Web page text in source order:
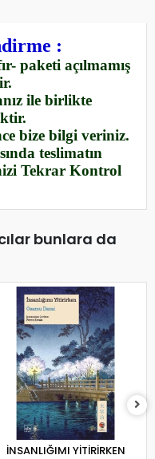
:
paketi açılmamış
ile birlikte
bize bilgi veriniz.
teslimatın
Tekrar Kontrol
bunlara da
İNSANLIĞIMI YİTİRİRKEN